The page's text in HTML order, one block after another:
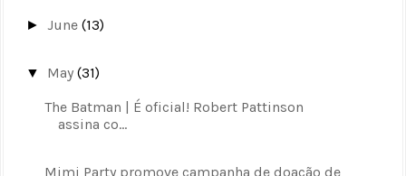
►June(13)
▼ May(31)
The Batman | É oficial! Robert Pattinson
assina co...
Mimi Party promove campanha de doação de